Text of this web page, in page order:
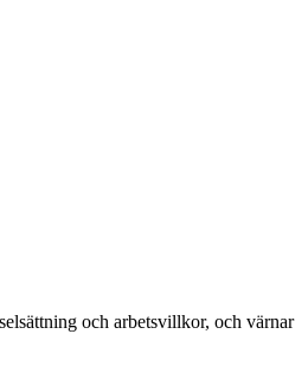
och arbetsvillkor, och värnar